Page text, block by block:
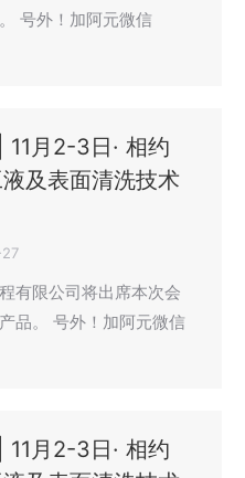
号外！加阿元微信
11月2-3日· 相约
及表面清洗技术
有限公司将出席本次会
品。 号外！加阿元微信
11月2-3日· 相约